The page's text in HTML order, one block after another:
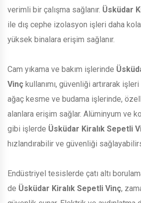
verimli bir çalışma sağlanır. Üsküdar
ile dış cephe izolasyon işleri daha
yüksek binalara erişim sağlanır.
Cam yıkama ve bakım işlerinde
Vinç kullanımı, güvenliği artırarak işleri
ağaç kesme ve budama işlerinde,
alanlara erişim sağlar. Alüminyum ve
gibi işlerde Üsküdar Kiralık Sepetli
hızlandırabilir ve güvenliği
Endüstriyel tesislerde çatı altı
de Üsküdar Kiralık Sepetli Vinç,